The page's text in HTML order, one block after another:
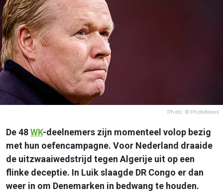
Photo: © PhotoNews
De 48WK-deelnemers zijn momenteel volop bezig
met hun oefencampagne. Voor Nederland draaide
de uitzwaaiwedstrijd tegen Algerije uit op een
flinke deceptie. In Luik slaagde DR Congo er dan
weer in om Denemarken in bedwang te houden.